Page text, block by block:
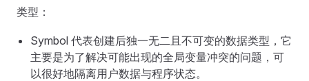
类型：
Symbol 代表创建后独一无二且不可变的数据类型，它
主要是为了解决可能出现的全局变量冲突的问题，可
以很好地隔离用户数据与程序状态。